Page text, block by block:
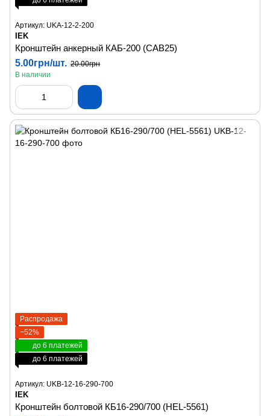
Артикул: UKA-12-2-200
IEK
Кронштейн анкерный КАБ-200 (CAB25)
5.00грн/шт. 20.00грн
В наличии
Распродажа
−52%
до 6 платежей
до 6 платежей
Артикул: UKB-12-16-290-700
IEK
Кронштейн болтовой КБ16-290/700 (HEL-5561)